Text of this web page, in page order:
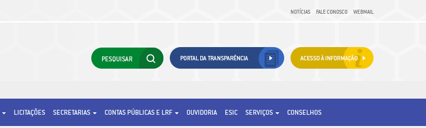
NOTÍCIAS FALE CONOSCO WEBMAIL
LICITAÇÕES SECRETARIAS CONTAS PÚBLICAS E LRF OUVIDORIA ESIC SERVIÇOS CONSELHOS